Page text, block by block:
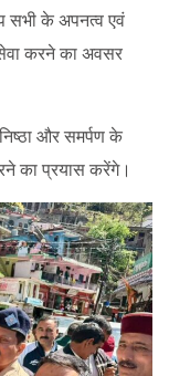
सभी के अपनत्व एवं
सेवा करने का अवसर
और समर्पण के
का प्रयास करेंगे।